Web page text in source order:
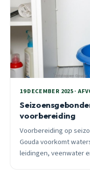
19 DECEMBER 2025 ·
voorbereiding
Voorbereiding op
Gouda voorkomt
leidingen, veenwater